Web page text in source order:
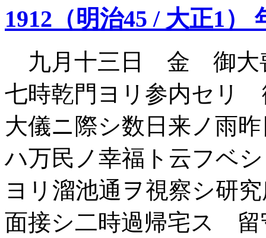
1912（明治45 / 大正1）
九月十三日 金 御大
七時乾門ヨリ参内セリ
大儀ニ際シ数日来ノ雨
ハ万民ノ幸福ト云フベ
ヨリ溜池通ヲ視察シ研
面接シ二時過帰宅ス